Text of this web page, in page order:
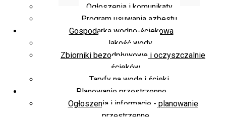
Ogłoszenia i komunikaty
Program usuwania azbestu
Gospodarka wodno-ściekowa
Jakość wody
Zbiorniki bezodpływowe i oczyszczalnie
ścieków
Taryfy na wodę i ścieki
Planowanie przestrzenne
Ogłoszenia i informacje - planowanie
przestrzenne